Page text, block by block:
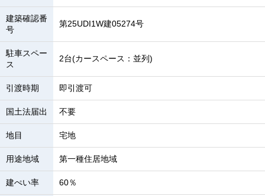
建築確認番
号
第25UDI1W建05274号
駐車スペー
ス
2台(カースペース：並列)
引渡時期 即引渡可
国土法届出 不要
地目 宅地
用途地域 第一種住居地域
建ぺい率 60％